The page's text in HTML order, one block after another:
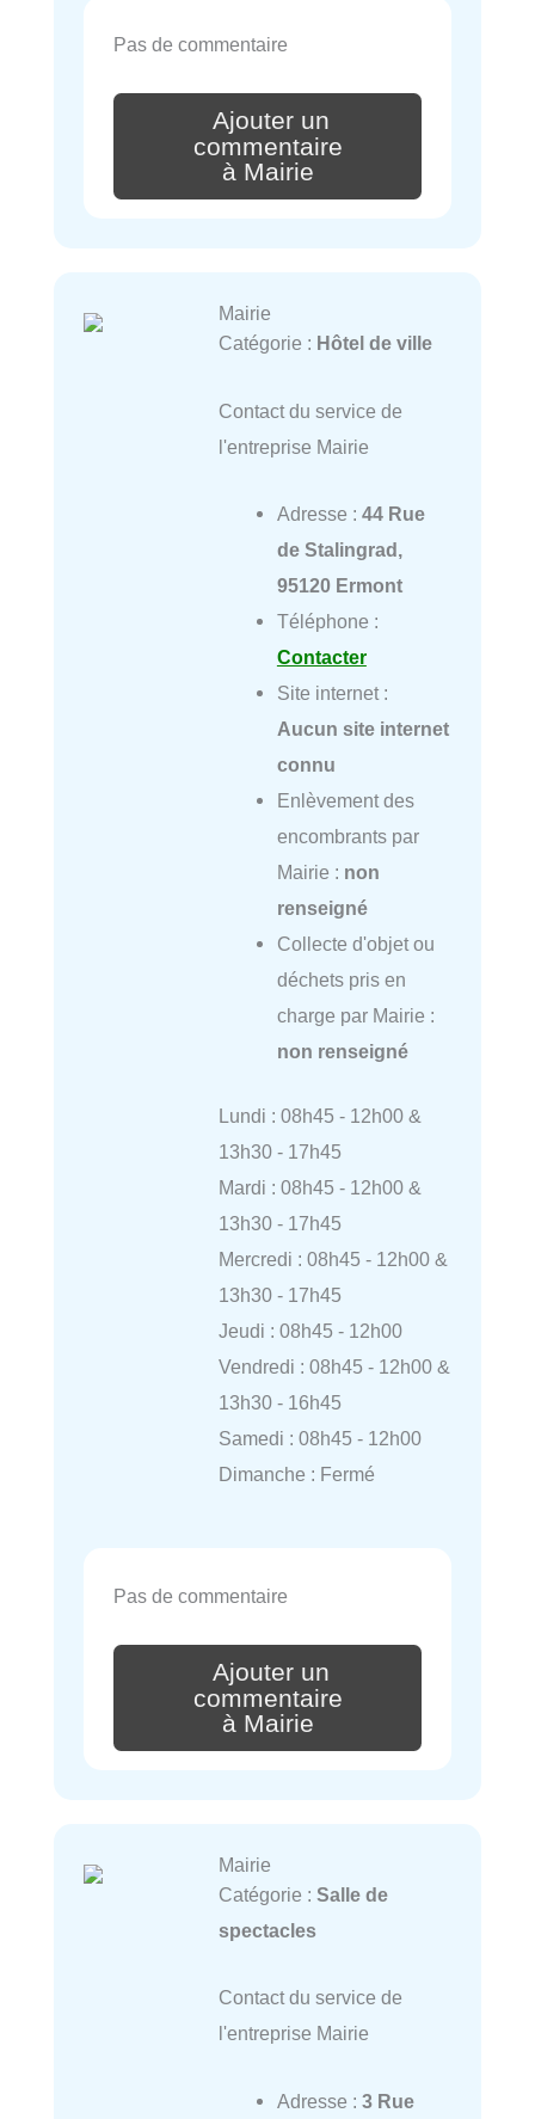
Pas de commentaire
Ajouter un
commentaire
à Mairie
Mairie
Catégorie : Hôtel de ville
Contact du service de
l'entreprise Mairie
Adresse : 44 Rue
de Stalingrad,
95120 Ermont
Téléphone :
Contacter
Site internet :
Aucun site internet
connu
Enlèvement des
encombrants par
Mairie : non
renseigné
Collecte d'objet ou
déchets pris en
charge par Mairie :
non renseigné
Lundi : 08h45 - 12h00 &
13h30 - 17h45
Mardi : 08h45 - 12h00 &
13h30 - 17h45
Mercredi : 08h45 - 12h00 &
13h30 - 17h45
Jeudi : 08h45 - 12h00
Vendredi : 08h45 - 12h00 &
13h30 - 16h45
Samedi : 08h45 - 12h00
Dimanche : Fermé
Pas de commentaire
Ajouter un
commentaire
à Mairie
Mairie
Catégorie : Salle de
spectacles
Contact du service de
l'entreprise Mairie
Adresse : 3 Rue